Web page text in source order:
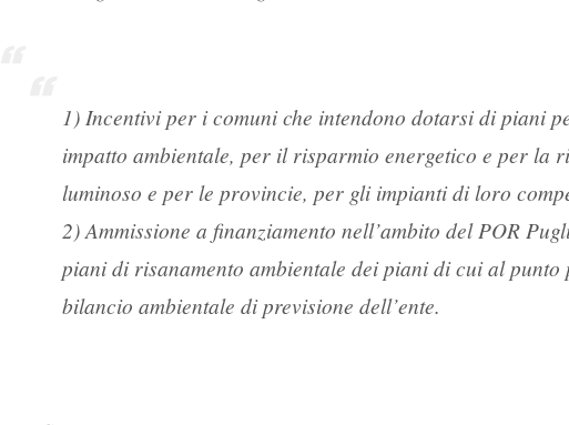
1) Incentivi per i comuni che intendono dotarsi di piani
impatto ambientale, per il risparmio energetico e per la
luminoso e per le provincie, per gli impianti di loro
2) Ammissione a finanziamento nell’ambito del POR
piani di risanamento ambientale dei piani di cui al punto
bilancio ambientale di previsione dell’ente.